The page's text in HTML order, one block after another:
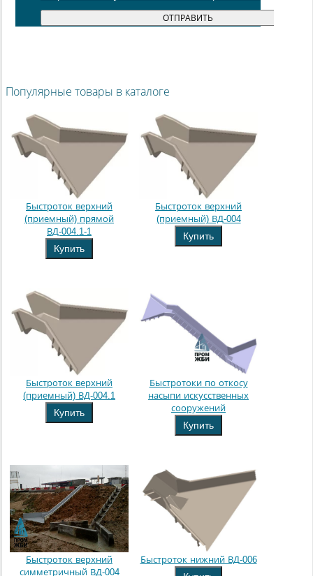
Популярные товары в каталоге
Быстроток верхний
(приемный) прямой
ВД-004.1-1
Купить
Быстроток верхний
(приемный) ВД-004
Купить
Быстроток верхний
(приемный) ВД-004.1
Купить
Быстротоки по откосу
насыпи искусственных
сооружений
Купить
Быстроток верхний
симметричный ВД-004
Быстроток нижний ВД-006